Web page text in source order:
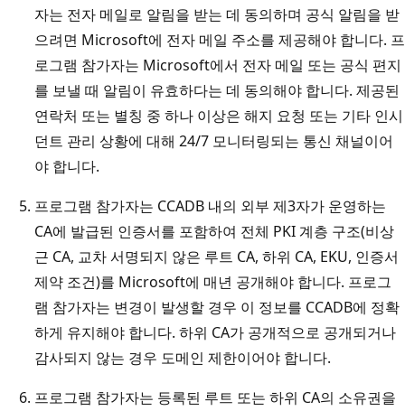
자는 전자 메일로 알림을 받는 데 동의하며 공식 알림을 받
으려면 Microsoft에 전자 메일 주소를 제공해야 합니다. 프
로그램 참가자는 Microsoft에서 전자 메일 또는 공식 편지
를 보낼 때 알림이 유효하다는 데 동의해야 합니다. 제공된
연락처 또는 별칭 중 하나 이상은 해지 요청 또는 기타 인시
던트 관리 상황에 대해 24/7 모니터링되는 통신 채널이어
야 합니다.
프로그램 참가자는 CCADB 내의 외부 제3자가 운영하는
CA에 발급된 인증서를 포함하여 전체 PKI 계층 구조(비상
근 CA, 교차 서명되지 않은 루트 CA, 하위 CA, EKU, 인증서
제약 조건)를 Microsoft에 매년 공개해야 합니다. 프로그
램 참가자는 변경이 발생할 경우 이 정보를 CCADB에 정확
하게 유지해야 합니다. 하위 CA가 공개적으로 공개되거나
감사되지 않는 경우 도메인 제한이어야 합니다.
프로그램 참가자는 등록된 루트 또는 하위 CA의 소유권을